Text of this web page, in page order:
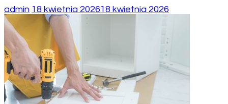
admin 18 kwietnia 202618 kwietnia 2026